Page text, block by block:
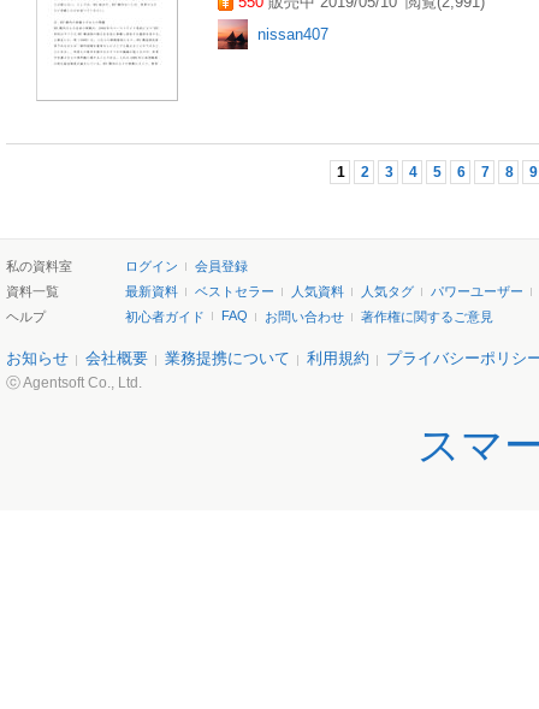
nissan407
1 2 3 4 5 6 7 8 9
私の資料室 ログイン
会員登録
資料一覧
最新資料 ベストセラー 人気資料 人気タグ
パワーユーザー
ヘルプ
初心者ガイド FAQ お問い合わせ 著作権に関するご意見
お知らせ 会社概要 業務提携について 利用規約 プライバシーポリシ
ⓒ Agentsoft Co., Ltd.
スマ